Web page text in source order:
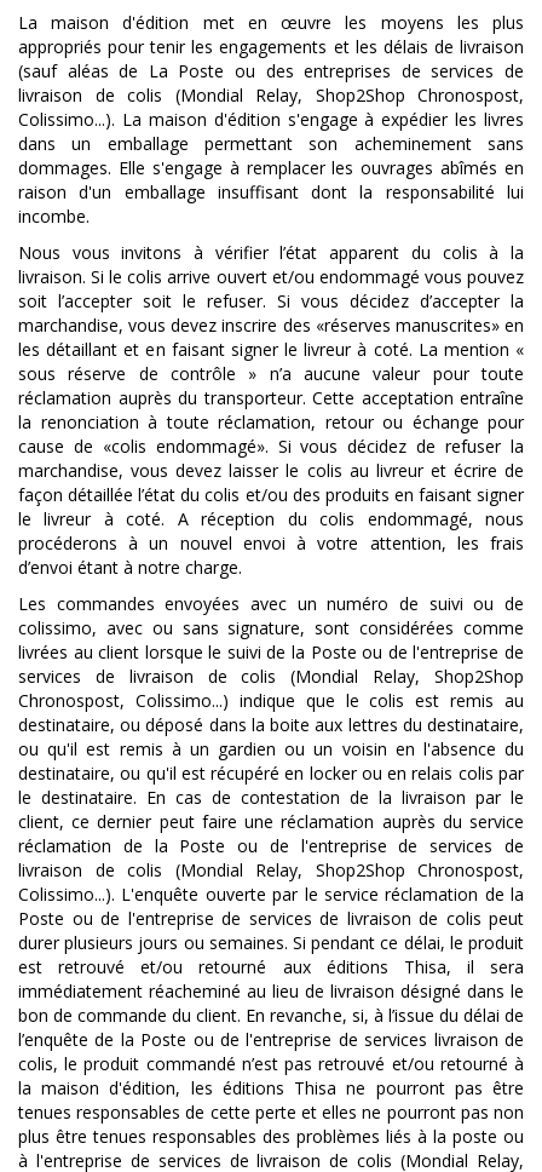
La maison d'édition met en œuvre les moyens les plus
appropriés pour tenir les engagements et les délais de livraison
(sauf aléas de La Poste ou des entreprises de services de
livraison de colis (Mondial Relay, Shop2Shop Chronospost,
Colissimo...). La maison d'édition s'engage à expédier les livres
dans un emballage permettant son acheminement sans
dommages. Elle s'engage à remplacer les ouvrages abîmés en
raison d'un emballage insuffisant dont la responsabilité lui
incombe.
Nous vous invitons à vérifier l’état apparent du colis à la
livraison. Si le colis arrive ouvert et/ou endommagé vous pouvez
soit l’accepter soit le refuser. Si vous décidez d’accepter la
marchandise, vous devez inscrire des «réserves manuscrites» en
les détaillant et en faisant signer le livreur à coté. La mention «
sous réserve de contrôle » n’a aucune valeur pour toute
réclamation auprès du transporteur. Cette acceptation entraîne
la renonciation à toute réclamation, retour ou échange pour
cause de «colis endommagé». Si vous décidez de refuser la
marchandise, vous devez laisser le colis au livreur et écrire de
façon détaillée l’état du colis et/ou des produits en faisant signer
le livreur à coté. A réception du colis endommagé, nous
procéderons à un nouvel envoi à votre attention, les frais
d’envoi étant à notre charge.
Les commandes envoyées avec un numéro de suivi ou de
colissimo, avec ou sans signature, sont considérées comme
livrées au client lorsque le suivi de la Poste ou de l'entreprise de
services de livraison de colis (Mondial Relay, Shop2Shop
Chronospost, Colissimo...) indique que le colis est remis au
destinataire, ou déposé dans la boite aux lettres du destinataire,
ou qu'il est remis à un gardien ou un voisin en l'absence du
destinataire, ou qu'il est récupéré en locker ou en relais colis par
le destinataire. En cas de contestation de la livraison par le
client, ce dernier peut faire une réclamation auprès du service
réclamation de la Poste ou de l'entreprise de services de
livraison de colis (Mondial Relay, Shop2Shop Chronospost,
Colissimo...). L'enquête ouverte par le service réclamation de la
Poste ou de l'entreprise de services de livraison de colis peut
durer plusieurs jours ou semaines. Si pendant ce délai, le produit
est retrouvé et/ou retourné aux éditions Thisa, il sera
immédiatement réacheminé au lieu de livraison désigné dans le
bon de commande du client. En revanche, si, à l’issue du délai de
l’enquête de la Poste ou de l'entreprise de services livraison de
colis, le produit commandé n’est pas retrouvé et/ou retourné à
la maison d'édition, les éditions Thisa ne pourront pas être
tenues responsables de cette perte et elles ne pourront pas non
plus être tenues responsables des problèmes liés à la poste ou
à l'entreprise de services de livraison de colis (Mondial Relay,